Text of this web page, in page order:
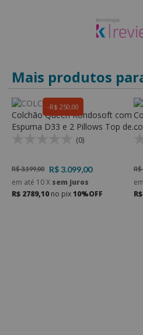
Mais produtos
R$ 250,00
Colchão Queen Rondosoft com
Espuma D33 e 2 Pillows Top de
Espuma D23 Soft(0)
R$ 3.199,00
R$ 3.099,00
em até 10X sem juros
R$ 2789,10no pix10%OFF
R$